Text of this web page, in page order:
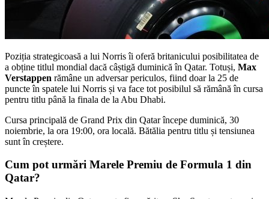
Poziția strategicoasă a lui Norris îi oferă britanicului posibilitatea de
a obține titlul mondial dacă câștigă duminică în Qatar. Totuși, Max
Verstappen rămâne un adversar periculos, fiind doar la 25 de
puncte în spatele lui Norris și va face tot posibilul să rămână în cursa
pentru titlu până la finala de la Abu Dhabi.
Cursa principală de Grand Prix din Qatar începe duminică, 30
noiembrie, la ora 19:00, ora locală. Bătălia pentru titlu și tensiunea
sunt în creștere.
Cum pot urmări Marele Premiu de Formula 1 din
Qatar?